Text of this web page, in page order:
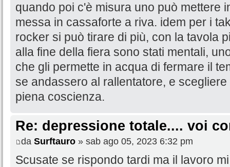
quando poi c'è misura uno può mettere
messa in cassaforte a riva. idem per i
rocker si può tirare di più, con la tavola
alla fine della fiera sono stati mentali,
che gli permette in acqua di fermare il
se andassero al rallentatore, e
piena coscienza.
Re: depressione totale.... voi
da Surftauro » sab ago 05, 2023 6:32 pm
Scusate se rispondo tardi ma il lavoro